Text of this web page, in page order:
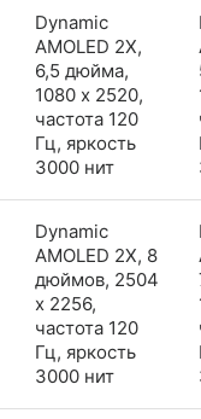
Dynamic
AMOLED 2X,
6,5 дюйма,
1080 x 2520,
частота 120
Гц, яркость
3000 нит
Dynamic
AMOLED 2X, 8
дюймов, 2504
x 2256,
частота 120
Гц, яркость
3000 нит